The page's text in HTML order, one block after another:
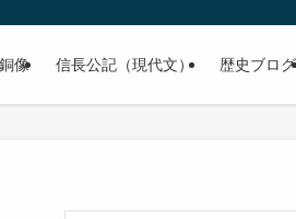
介致します。
像 信長公記（現代文） 歴史ブログ